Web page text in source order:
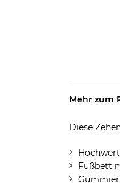
Mehr zum
Diese
Fußbett